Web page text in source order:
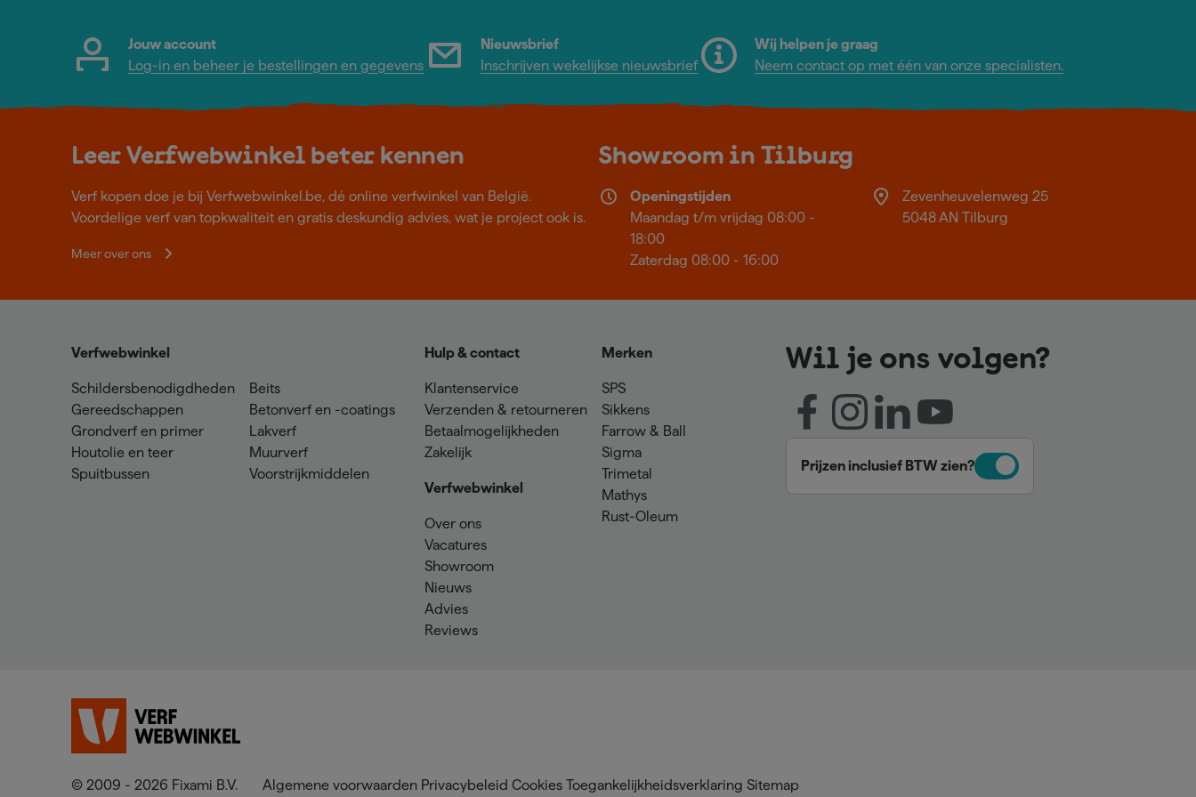
Jouw account
Log-in en beheer je bestellingen en gegevens
Nieuwsbrief
Inschrijven wekelijkse nieuwsbrief
Wij helpen je graag
Neem contact op met één van onze specialisten.
Leer Verfwebwinkel beter kennen
Verf kopen doe je bij Verfwebwinkel.be, dé online verfwinkel van België.
Voordelige verf van topkwaliteit en gratis deskundig advies, wat je project ook is.
Meer over ons
Showroom in Tilburg
Openingstijden
Maandag t/m vrijdag 08:00 -
18:00
Zaterdag 08:00 - 16:00
Zevenheuvelenweg 25
5048 AN Tilburg
Verfwebwinkel
Schildersbenodigdheden
Gereedschappen
Grondverf en primer
Houtolie en teer
Spuitbussen
Beits
Betonverf en -coatings
Lakverf
Muurverf
Voorstrijkmiddelen
Hulp & contact
Klantenservice
Verzenden & retourneren
Betaalmogelijkheden
Zakelijk
Verfwebwinkel
Over ons
Vacatures
Showroom
Nieuws
Advies
Reviews
Merken
SPS
Sikkens
Farrow & Ball
Sigma
Trimetal
Mathys
Rust-Oleum
Wil je ons volgen?
Prijzen inclusief BTW zien?
© 2009 - 2026 Fixami B.V. Algemene voorwaarden Privacybeleid Cookies Toegankelijkheidsverklaring Sitemap